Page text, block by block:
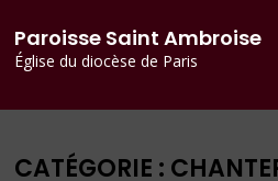
principal
au
contenu
Paroisse Saint Ambroise
Église du diocèse de Paris
CATÉGORIE :